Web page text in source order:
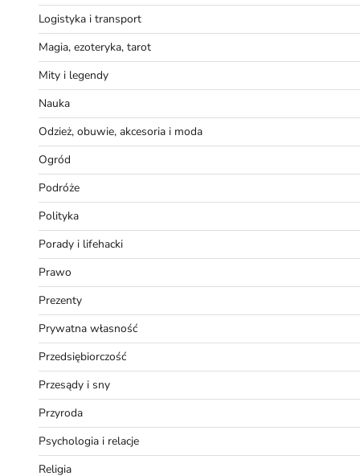
Logistyka i transport
Magia, ezoteryka, tarot
Mity i legendy
Nauka
Odzież, obuwie, akcesoria i moda
Ogród
Podróże
Polityka
Porady i lifehacki
Prawo
Prezenty
Prywatna własność
Przedsiębiorczość
Przesądy i sny
Przyroda
Psychologia i relacje
Religia